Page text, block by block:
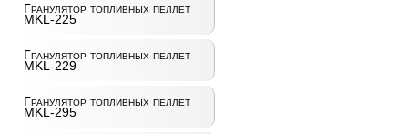
Гранулятор топливных пеллет
MKL-225
Гранулятор топливных пеллет
MKL-229
Гранулятор топливных пеллет
MKL-295